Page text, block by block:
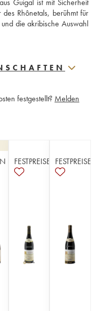
Guigal ist mit Sicherheit
Rhônetals, berühmt für
die akribische Auswahl
festgestellt? Melden
FESTPREISE FESTPREISE